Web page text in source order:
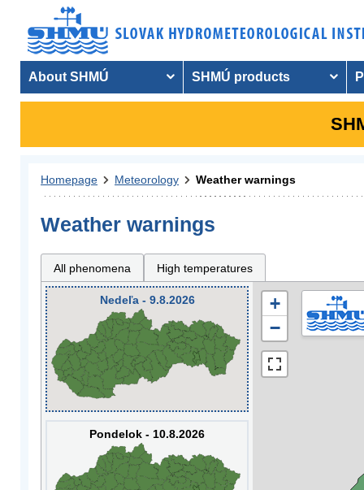
About SHMÚ SHMÚ products
Homepage Meteorology Weather warnings
Weather warnings
All phenomena High temperatures
Nedeľa - 9.8.2026
Pondelok - 10.8.2026
+
−